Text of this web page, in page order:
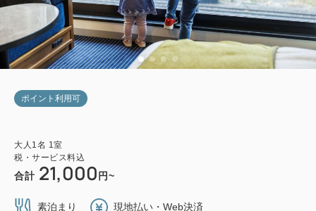
ポイント利用可
大人 1 名 1 室
税・サービス料込
合計 21,000 円~
素泊まり 現地払い・Web決済